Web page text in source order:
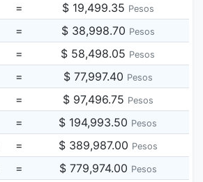
= $ 19,499.35 Pesos
= $ 38,998.70 Pesos
= $ 58,498.05 Pesos
= $ 77,997.40 Pesos
= $ 97,496.75 Pesos
= $ 194,993.50 Pesos
= $ 389,987.00 Pesos
= $ 779,974.00 Pesos